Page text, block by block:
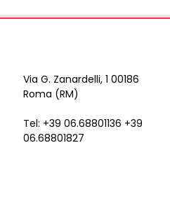
Via G. Zanardelli, 1 00186
Roma (RM)
Tel: +39 06.68801136 +39
06.68801827